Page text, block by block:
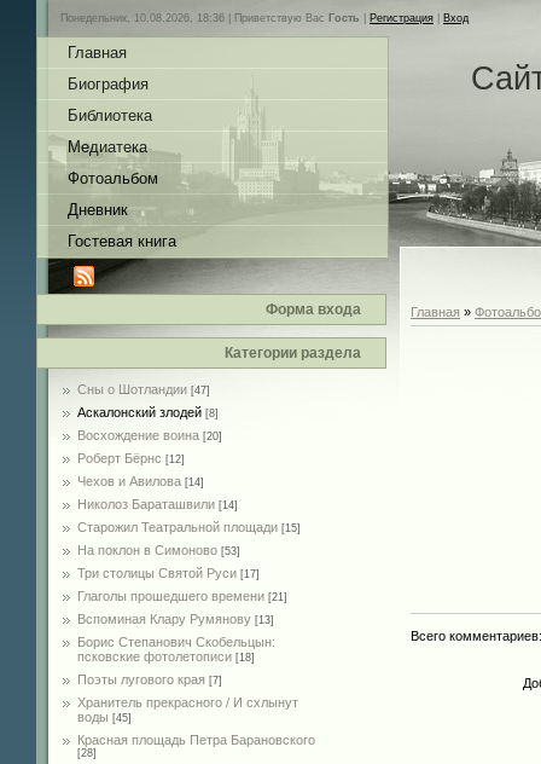
Понедельник, 10.08.2026, 18:36 | Приветствую Вас Гость Регистрация Вход
Главная
Биография
Библиотека
Медиатека
Фотоальбом
Дневник
Гостевая книга
Форма входа
Категории раздела
Сны о Шотландии [47]
Аскалонский злодей [8]
Восхождение воина [20]
Роберт Бёрнс [12]
Чехов и Авилова [14]
Николоз Бараташвили [14]
Cтарожил Театральной площади [15]
На поклон в Симоново [53]
Три столицы Святой Руси [17]
Глаголы прошедшего времени [21]
Вспоминая Клару Румянову [13]
Борис Степанович Скобельцын:
псковские фотолетописи [18]
Поэты лугового края [7]
Хранитель прекрасного / И схлынут
воды [45]
Красная площадь Петра Барановского
[28]
Главная »
Всего комментариев